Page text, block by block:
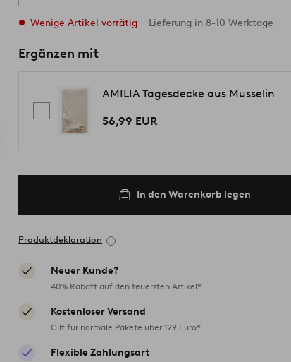
Wenige Artikel vorrätig Lieferung in 8-10 Werktage
Ergänzen mit
AMILIA Tagesdecke aus Musselin
56,99 EUR
In den Warenkorb legen
Produktdeklaration
Neuer Kunde?
40% Rabatt auf den teuersten Artikel*
Kostenloser Versand
Gilt für normale Pakete über 129 Euro*
Flexible Zahlungsart